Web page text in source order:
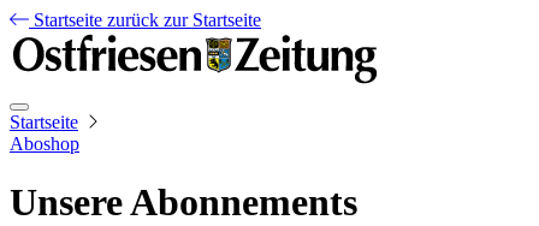
Startseite zurück zur Startseite
Startseite
Aboshop
Unsere Abonnements